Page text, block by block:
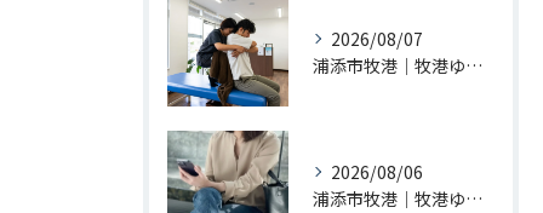
2026/08/07
浦添市牧港｜牧港ゆがみ鍼灸整骨院｜猫背が疲れやすさにつながる理由とは？
2026/08/06
浦添市牧港｜牧港ゆがみ鍼灸整骨院｜スマホ首が身体に与える影響とは？